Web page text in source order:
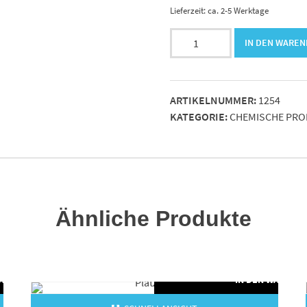
Lieferzeit: ca. 2-5 Werktage
2
Rollenkette
dopplet
IN DEN
ARTIKELNUMMER: 1254
KATEGORIE:CHEMISCHE
Ähnliche Produkte
IN DEN